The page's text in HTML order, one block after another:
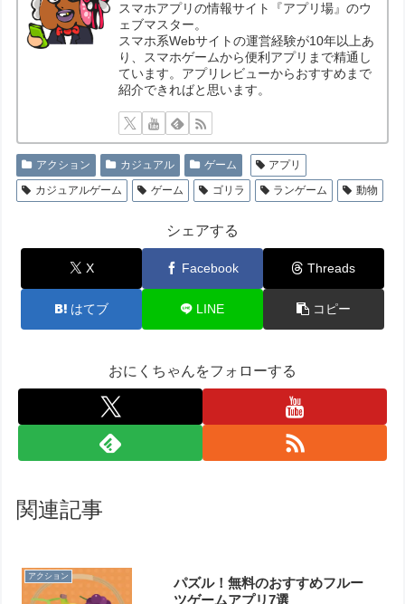
スマホアプリの情報サイト『アプリ場』のウ
ェブマスター。
スマホ系Webサイトの運営経験が10年以上あ
り、スマホゲームから便利アプリまで精通し
ています。アプリレビューからおすすめまで
紹介できればと思います。
アクション カジュアル ゲーム
アプリ
カジュアルゲーム
ゲーム ゴリラ ランゲーム 動物
シェアする
X Facebook Threads
はてブ LINE コピー
おにくちゃんをフォローする
関連記事
アクション
パズル！無料のおすすめフルー
ツゲームアプリ7選